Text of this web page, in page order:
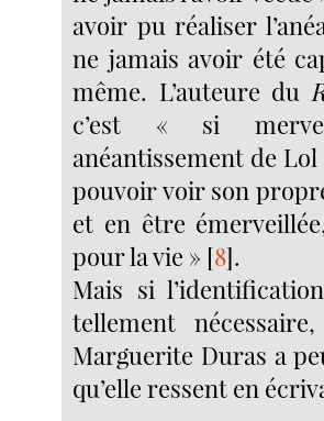
avoir pu réaliser
ne jamais avoir été
même. L’auteure du
c’est « si
anéantissement de Lol
pouvoir voir son
et en être
pour la vie » [8].
Mais si
tellement
Marguerite Duras a
qu’elle ressent en